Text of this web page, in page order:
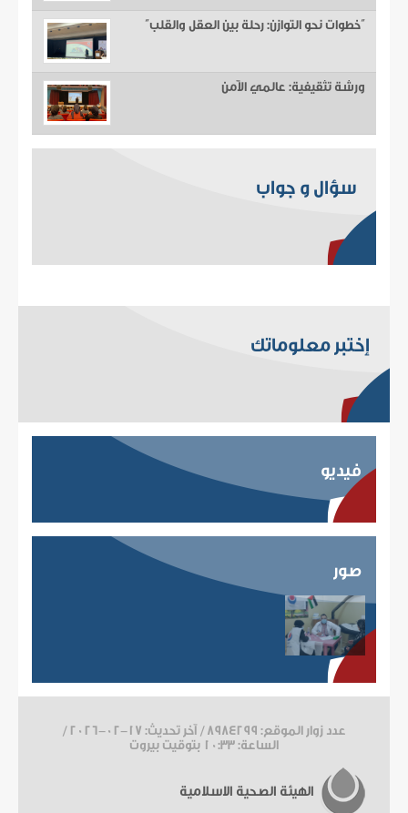
“خطوات نحو التوازن: رحلة بين العقل والقلب”
ورشة تثقيفية: عالمي الآمن
سؤال و جواب
إختبر معلوماتك
فيديو
صور
عدد زوار الموقع: 8984299 / آخر تحديث: 2026-02-17
/
الساعة: 10:33 بتوقيت بيروت
الهيئة الصحية الاسلامية